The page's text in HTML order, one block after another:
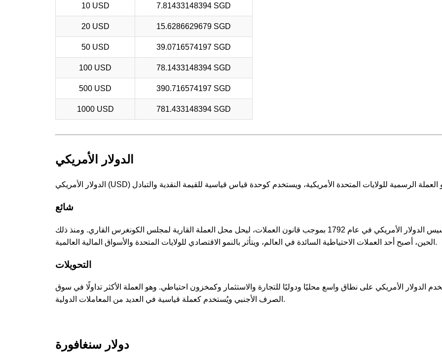
10 USD 7.81433148394 SGD
20 USD 15.6286629679 SGD
50 USD 39.0716574197 SGD
100 USD 78.1433148394 SGD
500 USD 390.716574197 SGD
1000 USD 781.433148394 SGD
الدولار الأمريكي
شائع
تم تأسيس الدولار الأمريكي في عام 1792 بموجب قانون العملات، ليحل محل العملة القارية لمجلس الكونغرس القاري. ومنذ ذلك
الحين، أصبح أحد العملات الاحتياطية السائدة في العالم، ويتأثر بالنمو الاقتصادي للولايات المتحدة والأسواق المالية العالمية.
التحويلات
الدولار الأمريكي على نطاق واسع محليًا ودوليًا للتجارة والاستثمار وكمخزون احتياطي. وهو العملة الأكثر تداولًا في سوق
الصرف الأجنبي ويُستخدم كعملة قياسية في العديد من المعاملات الدولية.
دولار سنغافورة